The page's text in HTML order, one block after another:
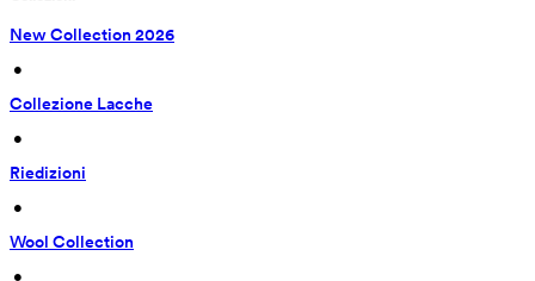
New Collection 2026
•
Collezione Lacche
•
Riedizioni
•
Wool Collection
•